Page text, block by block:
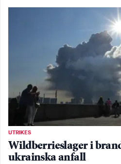
UTRIKES
Wildberrieslager i
ukrainska anfall